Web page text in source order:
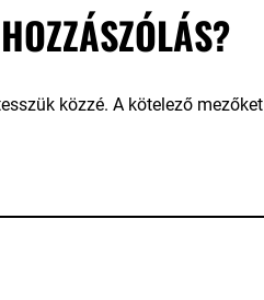
közzé. A kötelező mezőket